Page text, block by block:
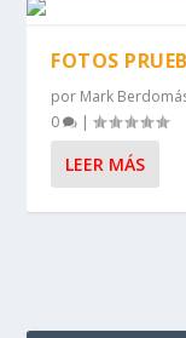
FOTOS
por Mark
0
|
LEER MÁS